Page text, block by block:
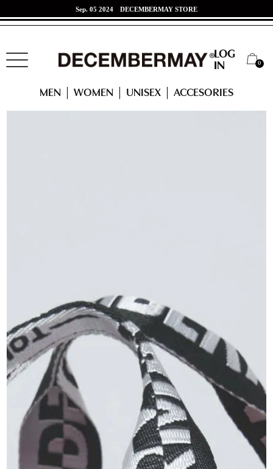
Jun. 07 2024東海道新幹線 x DECEMBERMAYコラボ！
LOG
IN
0
MEN WOMEN UNISEX ACCESORIES
ACCESSORIES
＜NEW＞ Tie dye art Neopren mini tote / UNISEX